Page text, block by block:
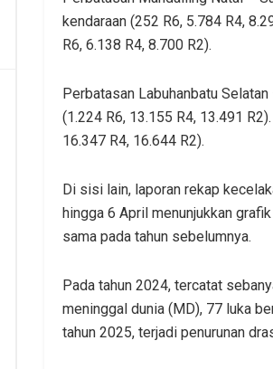
kendaraan (252 R6, 5.784 R4,
R6, 6.138 R4, 8.700 R2).
Perbatasan Labuhanbatu
(1.224 R6, 13.155 R4, 13.491
16.347 R4, 16.644 R2).
Di sisi lain, laporan rekap
hingga 6 April menunjukkan
sama pada tahun sebelumnya.
Pada tahun 2024, tercatat
meninggal dunia (MD), 77 luka
tahun 2025, terjadi penurunan